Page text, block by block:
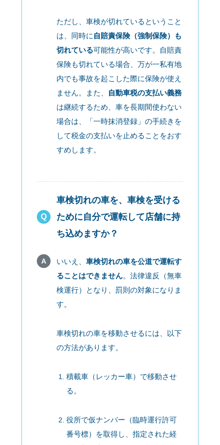
ただし、車検が切れているということ
は、同時に 自賠責保険（強制保険）も
切れている可能性が高いです。自賠責
保険も切れている場合、万が一私有地
内でも事故を起こした際に保険が使え
ません。また、
自動車税の支払い義務
は継続するため、車を長期間使わない
場合は、「一時抹消登録」の手続きを
して税金の支払いを止めることをおす
すめします。
車検切れの車を、車検を受ける
ために自分で運転して店舗に持
ち込めますか？
いいえ、 車検切れの車を公道で運転す
ることはできません。法律違反（無車
検運行）となり、罰則の対象になりま
す。
車検切れの車を移動させるには、以下
の方法があります。
積載車（レッカー車）で移動させ
る。
役所で仮ナンバー（臨時運行許可
番号標）を取得し、指定された経